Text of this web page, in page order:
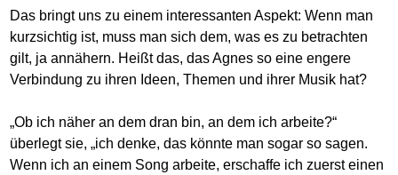
Das bringt uns zu einem interessanten Aspekt: Wenn man
kurzsichtig ist, muss man sich dem, was es zu betrachten
gilt, ja annähern. Heißt das, das Agnes so eine engere
Verbindung zu ihren Ideen, Themen und ihrer Musik hat?
„Ob ich näher an dem dran bin, an dem ich arbeite?“
überlegt sie, „ich denke, das könnte man sogar so sagen.
Wenn ich an einem Song arbeite, erschaffe ich zuerst einen